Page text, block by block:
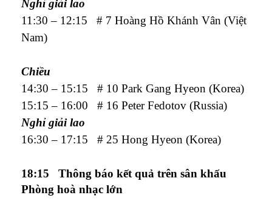
Nghỉ giải lao
11:30 – 12:15 # 7 Hoàng Hồ Khánh Vân (Việt
Nam)
Chiều
14:30 – 15:15 # 10 Park Gang Hyeon (Korea)
15:15 – 16:00 # 16 Peter Fedotov (Russia)
Nghỉ giải lao
16:30 – 17:15 # 25 Hong Hyeon (Korea)
18:15 Thông báo kết quả trên sân khấu
Phòng hoà nhạc lớn